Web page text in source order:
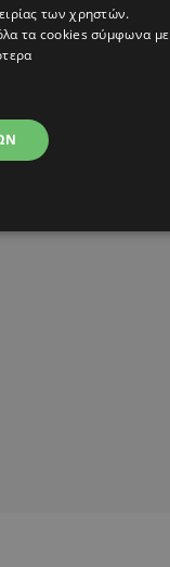
των χρηστών.
τα cookies σύμφωνα με